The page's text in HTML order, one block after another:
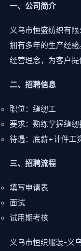
一、公司简介
义乌市恒盛纺织有
拥有多年的生产经
经营理念，为客户提
二、招聘信息
职位：缝纫工
要求：熟练掌握缝
待遇：底薪+计件工
三、招聘流程
填写申请表
面试
试用期考核
义乌市恒织服装-义